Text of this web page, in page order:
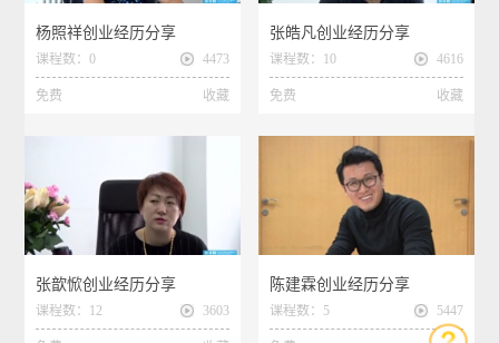
杨照祥创业经历分享
课程数：0 4473
免费 收藏
张皓凡创业经历分享
课程数：10 4616
免费 收藏
张歆惞创业经历分享
课程数：12 3603
陈建霖创业经历分享
课程数：5 5447